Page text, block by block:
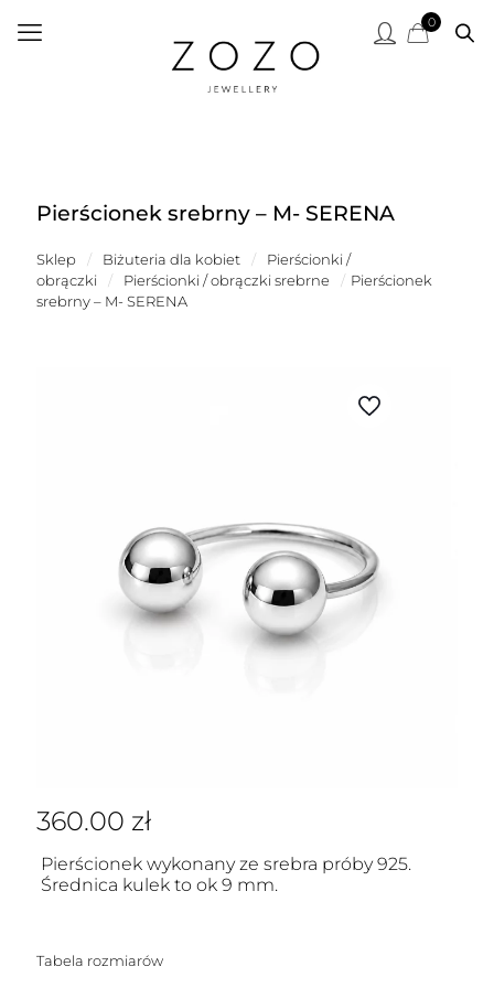
0
Pierścionek srebrny – M- SERENA
Sklep / Biżuteria dla kobiet /
Pierścionki /
obrączki
/ Pierścionki / obrączki srebrne / Pierścionek
srebrny – M- SERENA
360.00 zł
Pierścionek wykonany ze srebra próby 925.
Średnica kulek to ok 9 mm.
Tabela rozmiarów